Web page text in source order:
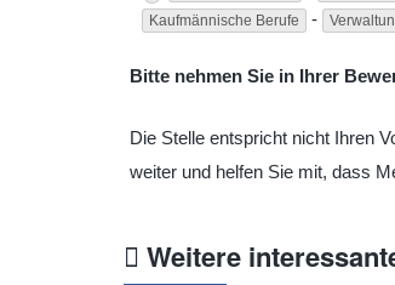
Kaufmännische Berufe -
Bitte nehmen Sie in Ihrer
Die Stelle entspricht nicht Ihren
weiter und helfen Sie mit, dass
Weitere